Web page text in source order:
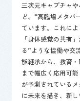
三次元キャプチャ
ど、“高臨場メタバ
ています。これに
「身体感覚の共有
る”ような協働や交
能継承から、教育
まで幅広く応用可
が予測されている
に未来を描き、新